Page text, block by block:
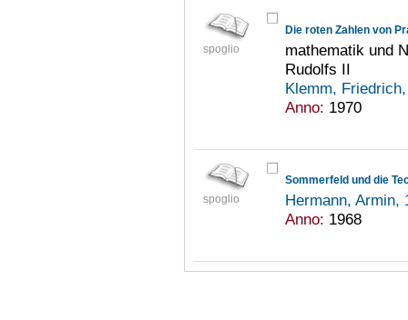
spoglio
Die roten Zahlen von
mathematik und
Rudolfs II
Klemm,
Anno: 1970
spoglio
Sommerfeld und die
Hermann, Armin,
Anno: 1968